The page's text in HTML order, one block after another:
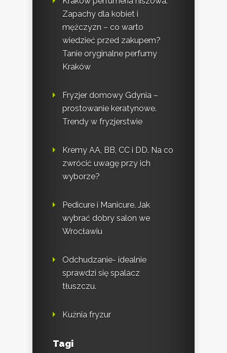
Zapachy dla kobiet i
mężczyzn – co warto
wiedzieć przed zakupem?
Tanie oryginalne perfumy
Kraków
Fryzjer domowy Gdynia –
prostowanie keratynowe.
Trendy w fryzjerstwie
Kremy AA, BB, CC i DD. Na co
zwrócić uwagę przy ich
wyborze?
Pedicure i Manicure. Jak
wybrać dobry salon we
Wrocławiu
Odchudzanie- idealnie
sprawdzi się spalacz
tłuszczu.
Kuźnia fryzur
Tagi